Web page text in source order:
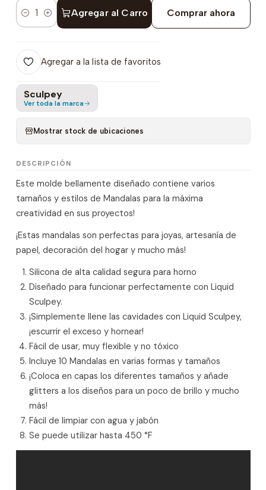
Cantidad Agregar al Carro Comprar ahora
Agregar a la lista de favoritos
Sculpey
Ver toda la marca
Mostrar stock de ubicaciones
DESCRIPCIÓN
Este molde bellamente diseñado contiene varios
tamaños y estilos de Mandalas para la máxima
creatividad en sus proyectos!
¡Estas mandalas son perfectas para joyas, artesanía de
papel, decoración del hogar y mucho más!
Silicona de alta calidad segura para horno
Diseñado para funcionar perfectamente con Liquid
Sculpey.
¡Simplemente llene las cavidades con Liquid Sculpey,
¡escurrir el exceso y hornear!
Fácil de usar, muy flexible y no tóxico
Incluye 10 Mandalas en varias formas y tamaños
¡Coloca en capas los diferentes tamaños y añade
glitters a los diseños para un poco de brillo y mucho
más!
Fácil de limpiar con agua y jabón
Se puede utilizar hasta 450 °F